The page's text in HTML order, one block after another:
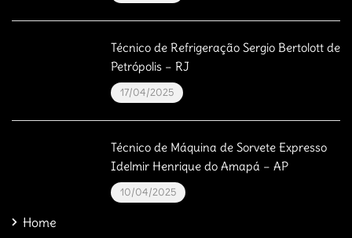
Técnico de Refrigeração Sergio Bertolott de
Petrópolis – RJ
17/04/2025
Técnico de Máquina de Sorvete Expresso
Idelmir Henrique do Amapá – AP
10/04/2025
Home